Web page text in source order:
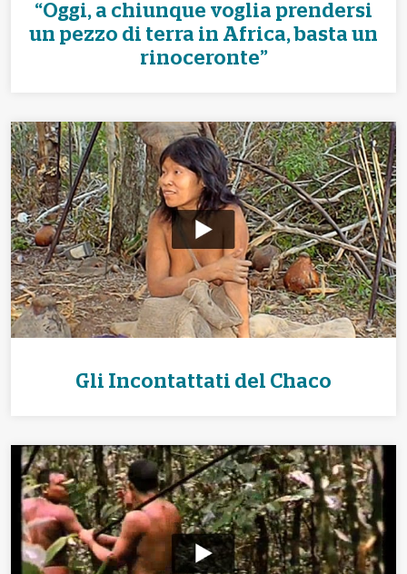
“Oggi, a chiunque voglia prendersi
un pezzo di terra in Africa, basta un
rinoceronte”
Gli Incontattati del Chaco